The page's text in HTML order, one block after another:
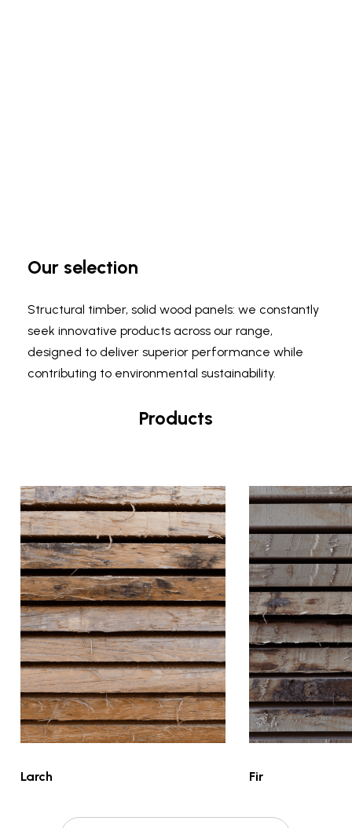
Our selection
Structural timber, solid wood panels: we constantly
seek innovative products across our range,
designed to deliver superior performance while
contributing to environmental sustainability.
Products
Larch Fir